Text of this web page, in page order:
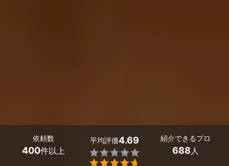
依頼数
400件以上
平均評価4.69


紹介できるプロ
688人